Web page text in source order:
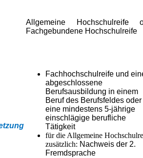
Allgemeine Hochschulreife
Fachgebundene Hochschulreife
Fachhochschulreife und
abgeschlossene
Berufsausbildung in einem
Beruf des Berufsfeldes oder
eine mindestens 5-jährige
einschlägige berufliche
Tätigkeit
für die Allgemeine
zusätzlich: Nachweis der 2.
Fremdsprache